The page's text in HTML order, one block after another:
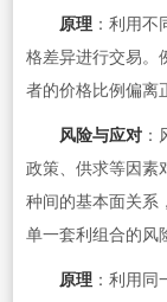
原理：利用不
格差异进行交易。
者的价格比例偏离
风险与应对：
政策、供求等因素
种间的基本面关系
单一套利组合的风
原理：利用同